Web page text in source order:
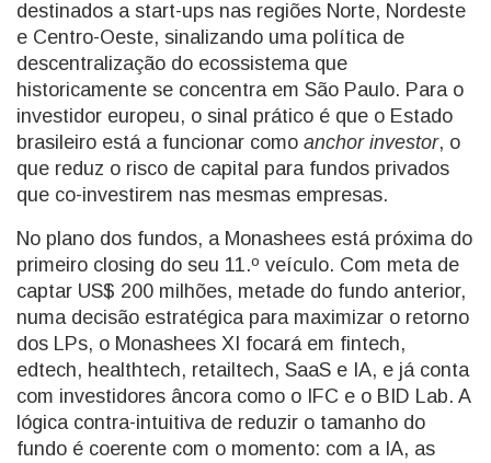
destinados a start-ups nas regiões Norte, Nordeste
e Centro-Oeste, sinalizando uma política de
descentralização do ecossistema que
historicamente se concentra em São Paulo. Para o
investidor europeu, o sinal prático é que o Estado
brasileiro está a funcionar como anchor investor, o
que reduz o risco de capital para fundos privados
que co-investirem nas mesmas empresas.
No plano dos fundos, a Monashees está próxima do
primeiro closing do seu 11.º veículo. Com meta de
captar US$ 200 milhões, metade do fundo anterior,
numa decisão estratégica para maximizar o retorno
dos LPs, o Monashees XI focará em fintech,
edtech, healthtech, retailtech, SaaS e IA, e já conta
com investidores âncora como o IFC e o BID Lab. A
lógica contra-intuitiva de reduzir o tamanho do
fundo é coerente com o momento: com a IA, as